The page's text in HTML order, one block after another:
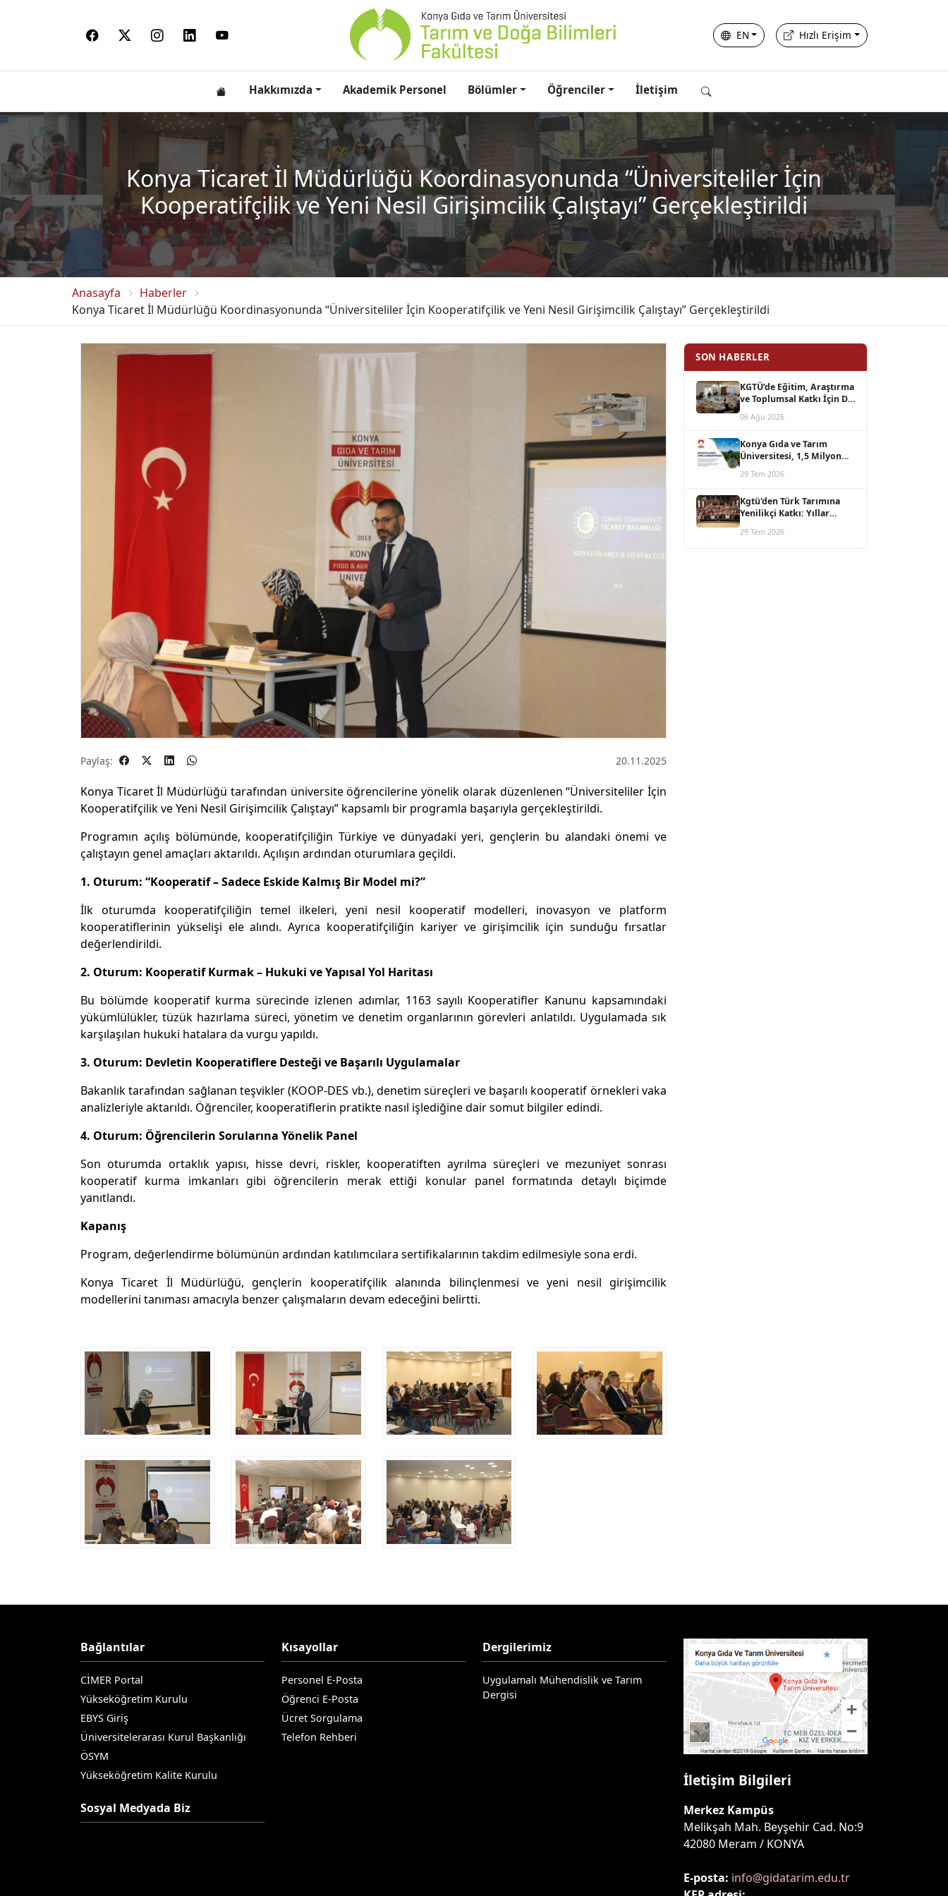
EN Hızlı Erişim
Hakkımızda Akademik Personel Bölümler Öğrenciler İletişim
Konya Ticaret İl Müdürlüğü Koordinasyonunda “Üniversiteliler İçin
Kooperatifçilik ve Yeni Nesil Girişimcilik Çalıştayı” Gerçekleştirildi
Anasayfa
Haberler
Konya Ticaret İl Müdürlüğü Koordinasyonunda “Üniversiteliler İçin Kooperatifçilik ve Yeni Nesil Girişimcilik Çalıştayı” Gerçekleştirildi
Paylaş: 20.11.2025
Konya Ticaret İl Müdürlüğü tarafından üniversite öğrencilerine yönelik olarak düzenlenen “Üniversiteliler İçin
Kooperatifçilik ve Yeni Nesil Girişimcilik Çalıştayı” kapsamlı bir programla başarıyla gerçekleştirildi.
Programın açılış bölümünde, kooperatifçiliğin Türkiye ve dünyadaki yeri, gençlerin bu alandaki önemi ve
çalıştayın genel amaçları aktarıldı. Açılışın ardından oturumlara geçildi.
1. Oturum: “Kooperatif – Sadece Eskide Kalmış Bir Model mi?”
İlk oturumda kooperatifçiliğin temel ilkeleri, yeni nesil kooperatif modelleri, inovasyon ve platform
kooperatiflerinin yükselişi ele alındı. Ayrıca kooperatifçiliğin kariyer ve girişimcilik için sunduğu fırsatlar
değerlendirildi.
2. Oturum: Kooperatif Kurmak – Hukuki ve Yapısal Yol Haritası
Bu bölümde kooperatif kurma sürecinde izlenen adımlar, 1163 sayılı Kooperatifler Kanunu kapsamındaki
yükümlülükler, tüzük hazırlama süreci, yönetim ve denetim organlarının görevleri anlatıldı. Uygulamada sık
karşılaşılan hukuki hatalara da vurgu yapıldı.
3. Oturum: Devletin Kooperatiflere Desteği ve Başarılı Uygulamalar
Bakanlık tarafından sağlanan teşvikler (KOOP-DES vb.), denetim süreçleri ve başarılı kooperatif örnekleri vaka
analizleriyle aktarıldı. Öğrenciler, kooperatiflerin pratikte nasıl işlediğine dair somut bilgiler edindi.
4. Oturum: Öğrencilerin Sorularına Yönelik Panel
Son oturumda ortaklık yapısı, hisse devri, riskler, kooperatiften ayrılma süreçleri ve mezuniyet sonrası
kooperatif kurma imkanları gibi öğrencilerin merak ettiği konular panel formatında detaylı biçimde
yanıtlandı.
Kapanış
Program, değerlendirme bölümünün ardından katılımcılara sertifikalarının takdim edilmesiyle sona erdi.
Konya Ticaret İl Müdürlüğü, gençlerin kooperatifçilik alanında bilinçlenmesi ve yeni nesil girişimcilik
modellerini tanıması amacıyla benzer çalışmaların devam edeceğini belirtti.
SON HABERLER
KGTÜ’de Eğitim, Araştırma
ve Toplumsal Katkı İçin Dış
Paydaş Buluşması
06 Ağu 2026
Konya Gıda ve Tarım
Üniversitesi, 1,5 Milyon
Europe TWIN-CLIMAGRI
29 Tem 2026
Kgtü'den Türk Tarımına
Yenilikçi Katkı: Yıllar
Ürünü Azotor Smart
29 Tem 2026
Bağlantılar
CİMER Portal
Yükseköğretim Kurulu
EBYS Giriş
Üniversitelerarası Kurul Başkanlığı
ÖSYM
Yükseköğretim Kalite Kurulu
Sosyal Medyada Biz
Kısayollar
Personel E-Posta
Öğrenci E-Posta
Ücret Sorgulama
Telefon Rehberi
Dergilerimiz
Uygulamalı Mühendislik ve Tarım
Dergisi
İletişim Bilgileri
Merkez Kampüs
Melikşah Mah. Beyşehir Cad. No:9
42080 Meram / KONYA
E-posta: info@gidatarim.edu.tr